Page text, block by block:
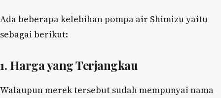
Ada beberapa kelebihan pompa air Shimizu yaitu
sebagai berikut:
1. Harga yang Terjangkau
Walaupun merek tersebut sudah mempunyai nama